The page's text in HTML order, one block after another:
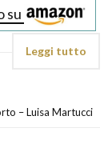
su
Leggi tutto
– Luisa Martucci